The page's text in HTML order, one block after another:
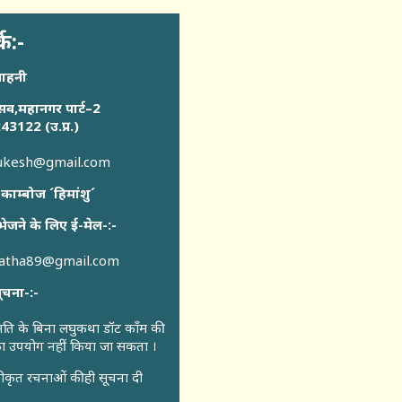
पार्ट–2
(उ.प्र.)
´हिमांशु´
के लिए ई-मेल-:-
:-
के बिना लघुकथा डॉट कॉंम की
उपयोग नहीं किया जा सकता ।
रचनाओं की ही सूचना दी